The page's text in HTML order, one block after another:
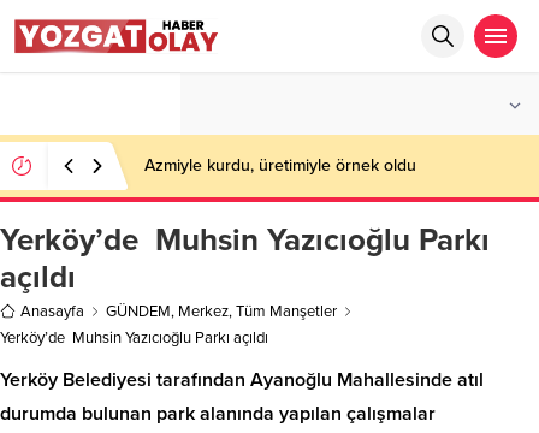
Azmiyle kurdu, üretimiyle örnek oldu
Yerköy’de Muhsin Yazıcıoğlu Parkı
açıldı
Anasayfa GÜNDEM, Merkez,Tüm Manşetler
Yerköy’de Muhsin Yazıcıoğlu Parkı açıldı
Yerköy Belediyesi tarafından Ayanoğlu Mahallesinde atıl
durumda bulunan park alanında yapılan çalışmalar